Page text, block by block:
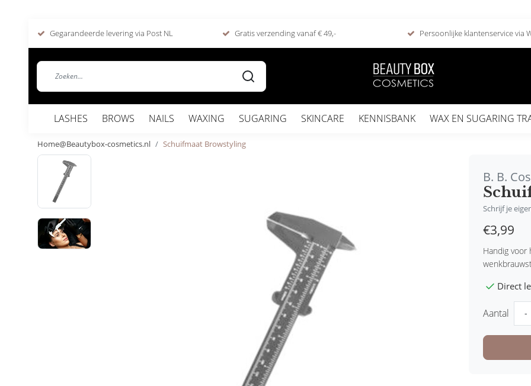
Gegarandeerde levering via Post NL Gratis verzending vanaf € 49,- Persoonlijke klantenservice via
LASHES BROWS NAILS WAXING SUGARING SKINCARE KENNISBANK WAX EN SUGARING
Home@Beautybox-cosmetics.nl Schuifmaat Browstyling
B. B.
Schrijf je
€3,99
Handig
Direct
Aantal -